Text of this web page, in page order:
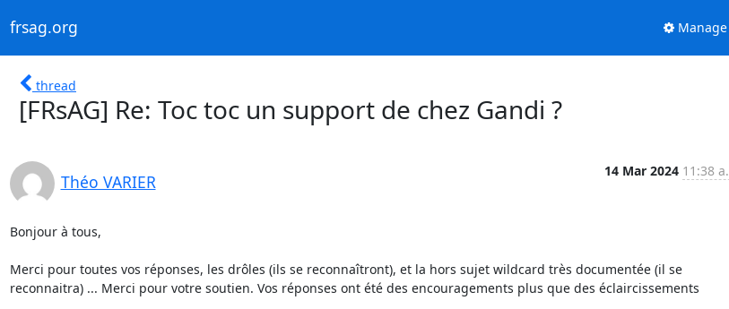
frsag.org
thread
[FRsAG] Re: Toc toc un support de chez Gandi ?
Théo VARIER
14 Mar 2024 11:38
Bonjour à tous,
Merci pour toutes vos réponses, les drôles (ils se reconnaîtront), et la hors sujet wildcard très documentée (il se
reconnaitra) ... Merci pour votre soutien. Vos réponses ont été des encouragements plus que des éclaircissements